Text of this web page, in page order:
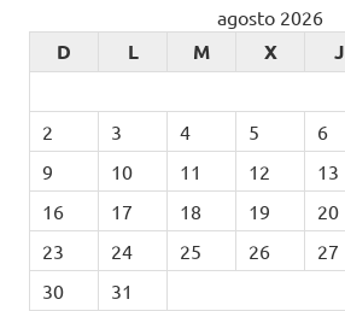
agosto 2026
D L M X J
2
3 4 5 6
9
10 11 12 13
16
17 18 19 20
23
24 25 26 27
30
31